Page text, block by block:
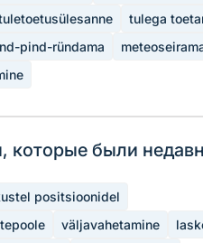
tulega
pind-ründama
которые были
positsioonidel
väljavahetamine